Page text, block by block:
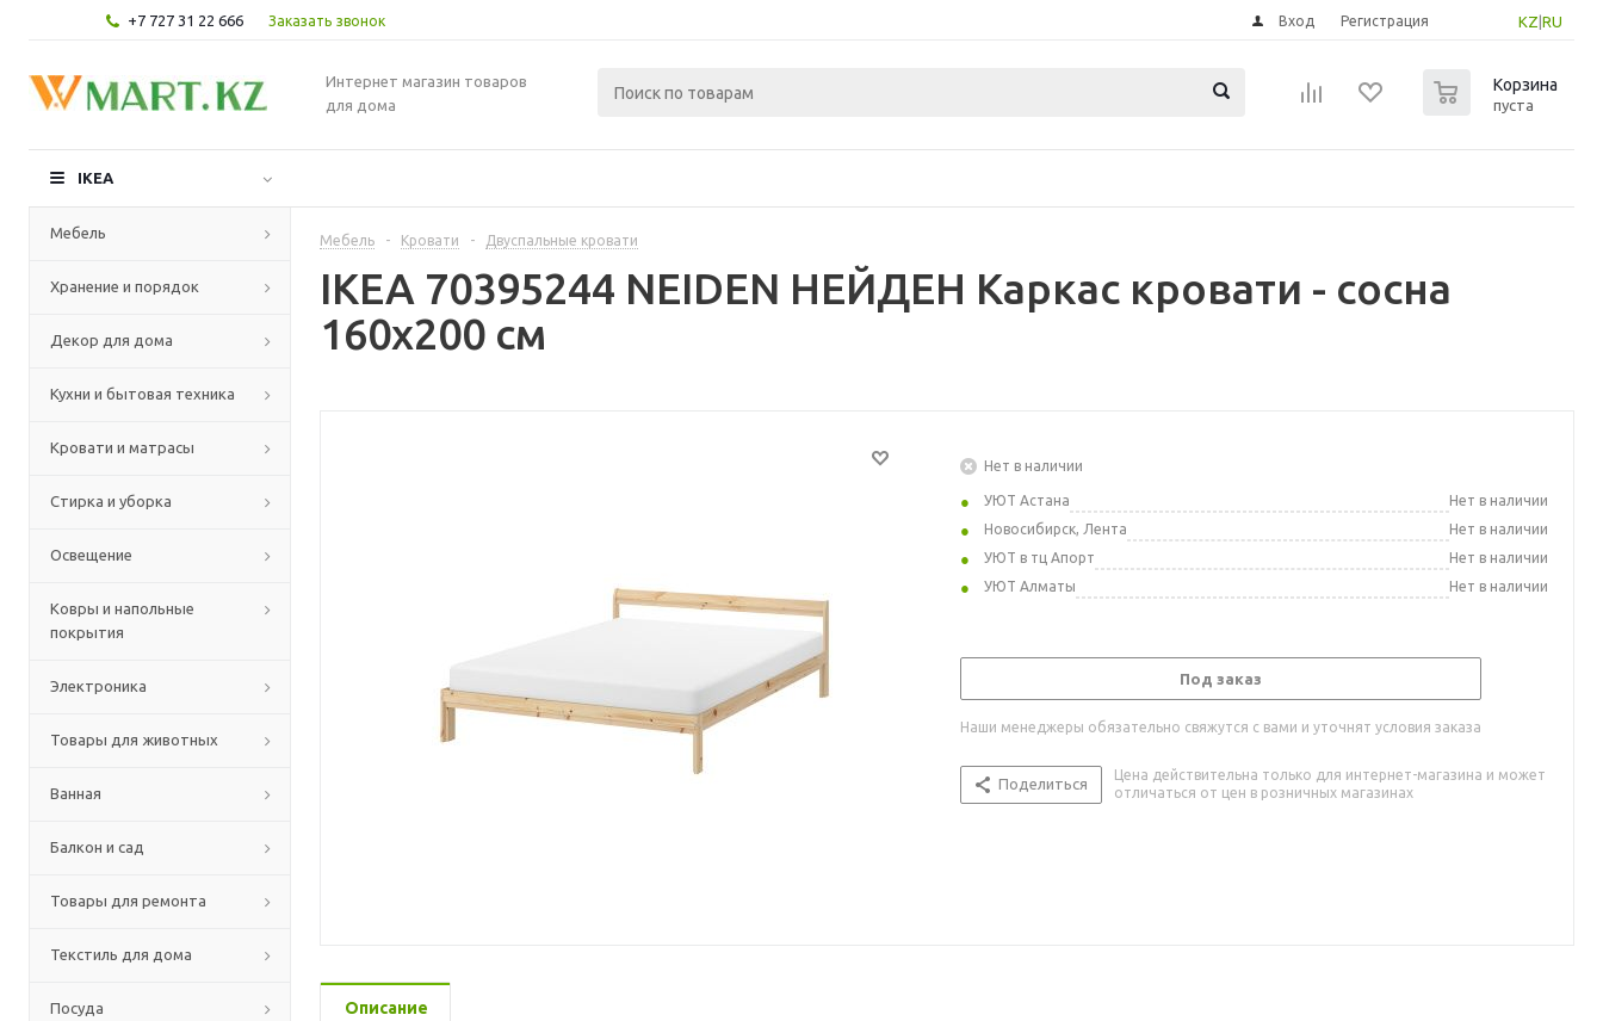
+7 727 31 22 666 Заказать звонок KZ RU
Вход Регистрация
Интернет магазин товаров
для дома
Корзина
пуста
IKEA
Мебель
Хранение и порядок
Декор для дома
Кухни и бытовая техника
Кровати и матрасы
Стирка и уборка
Освещение
Ковры и напольные
покрытия
Электроника
Товары для животных
Ванная
Балкон и сад
Товары для ремонта
Текстиль для дома
Посуда
Мебель - Кровати - Двуспальные кровати
IKEA 70395244 NEIDEN НЕЙДЕН Каркас кровати - сосна
160x200 см
Нет в наличии
УЮТ Астана
Нет в наличии
Новосибирск, Лента
Нет в наличии
УЮТ в тц Апорт
Нет в наличии
УЮТ Алматы
Нет в наличии
Под заказ
Наши менеджеры обязательно свяжутся с вами и уточнят условия заказа
Поделиться
Цена действительна только для интернет-магазина и может
отличаться от цен в розничных магазинах
Описание